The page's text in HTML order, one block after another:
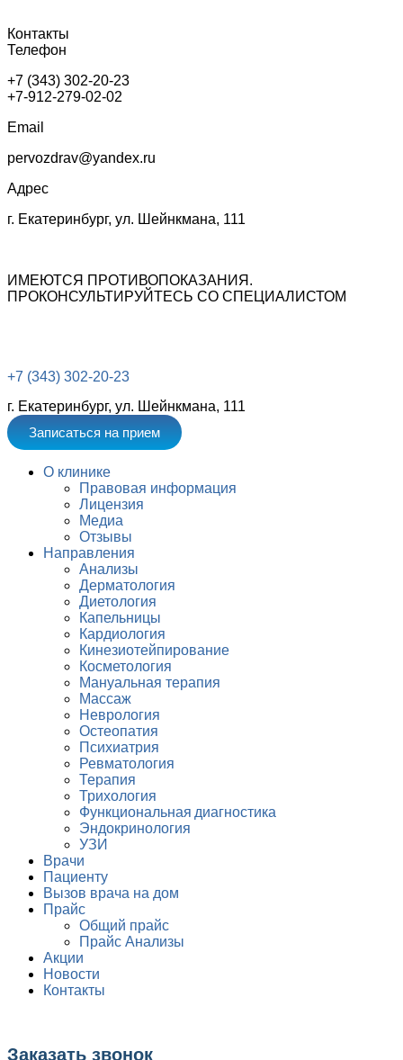
Контакты
Телефон
+7 (343) 302-20-23
+7-912-279-02-02
Email
pervozdrav@yandex.ru
Адрес
г. Екатеринбург, ул. Шейнкмана, 111
ИМЕЮТСЯ ПРОТИВОПОКАЗАНИЯ.
ПРОКОНСУЛЬТИРУЙТЕСЬ СО СПЕЦИАЛИСТОМ
+7 (343) 302-20-23
г. Екатеринбург, ул. Шейнкмана, 111
Записаться на прием
О клинике
Правовая информация
Лицензия
Медиа
Отзывы
Направления
Анализы
Дерматология
Диетология
Капельницы
Кардиология
Кинезиотейпирование
Косметология
Мануальная терапия
Массаж
Неврология
Остеопатия
Психиатрия
Ревматология
Терапия
Трихология
Функциональная диагностика
Эндокринология
УЗИ
Врачи
Пациенту
Вызов врача на дом
Прайс
Общий прайс
Прайс Анализы
Акции
Новости
Контакты
Заказать звонок